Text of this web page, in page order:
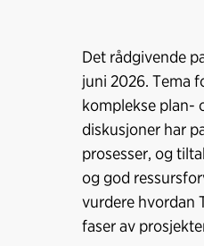
Det rådgivende
juni 2026. Tema
komplekse plan-
diskusjoner har
prosesser, og
og god
vurdere hvordan
faser av